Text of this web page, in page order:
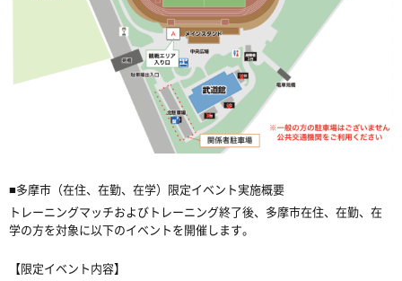
■多摩市（在住、在勤、在学）限定イベント実施概要
トレーニングマッチおよびトレーニング終了後、多摩市在住、在勤、在
学の方を対象に以下のイベントを開催します。
【限定イベント内容】